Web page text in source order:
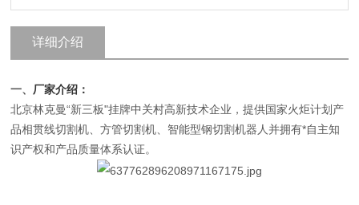
详细介绍
一、 厂家介绍：
北京林克曼“新三板"挂牌中关村高新技术企业，提供国家火炬计划产
品相贯线切割机、方管切割机、智能型钢切割机器人并拥有*自主知
识产权和产品质量体系认证。